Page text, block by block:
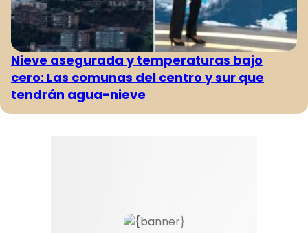
Nieve asegurada y temperaturas bajo
cero: Las comunas del centro y sur que
tendrán agua-nieve